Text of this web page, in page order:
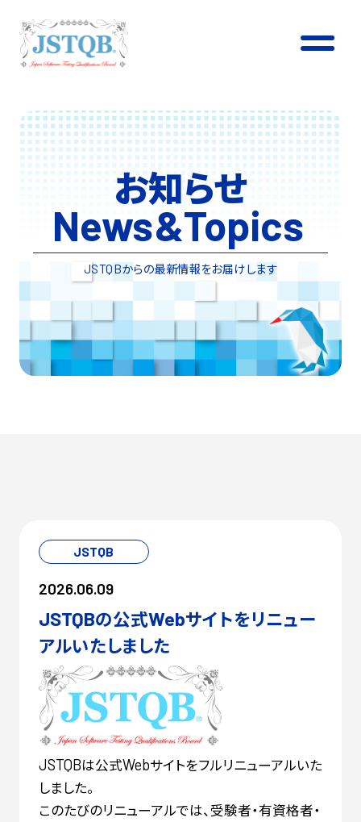
お知らせ
News&Topics
JSTQBからの最新情報をお届けします
JSTQB
2026.06.09
JSTQBの公式Webサイトをリニュー
アルいたしました
JSTQBは公式Webサイトをフルリニューアルいた
しました。
このたびのリニューアルでは、受験者・有資格者・